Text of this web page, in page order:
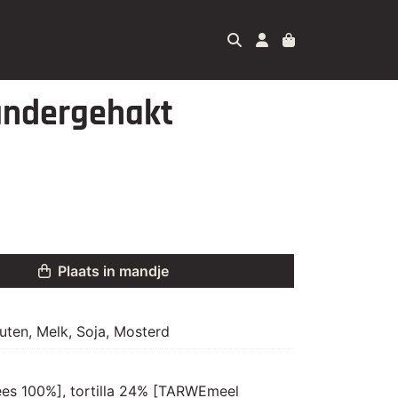
Plaats in mandje
Melk, Soja, Mosterd
100%], tortilla 24% [TARWEmeel